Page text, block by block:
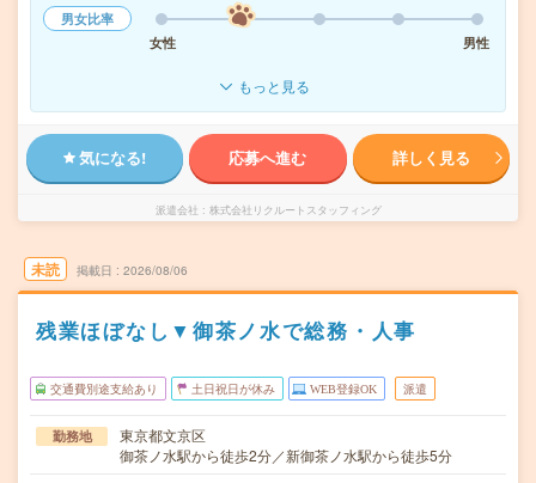
男女比率
女性
男性
もっと見る
気になる! 応募へ進む 詳しく見る
派遣会社 株式会社リクルートスタッフィング
未読 掲載日 2026/08/06
残業ほぼなし▼御茶ノ水で総務・人事
交通費別途支給あり 土日祝日が休み WEB登録OK 派遣
勤務地
東京都文京区
御茶ノ水駅から徒歩2分／新御茶ノ水駅から徒歩5分